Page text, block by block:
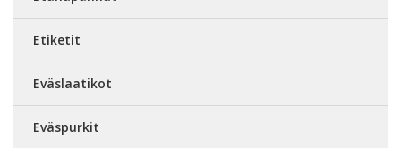
Etiketit
Eväslaatikot
Eväspurkit